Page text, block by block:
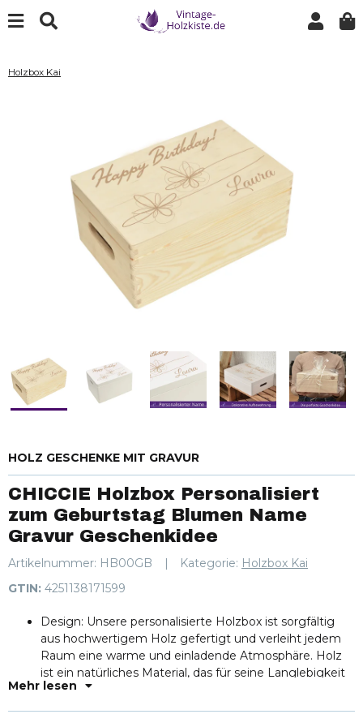
Holzbox Kai
HOLZ GESCHENKE MIT GRAVUR
CHICCIE Holzbox Personalisiert
zum Geburtstag Blumen Name
Gravur Geschenkidee
Artikelnummer: HB00GB Kategorie: Holzbox Kai
GTIN: 4251138171599
Design: Unsere personalisierte Holzbox ist sorgfältig
aus hochwertigem Holz gefertigt und verleiht jedem
Raum eine warme und einladende Atmosphäre. Holz
ist ein natürliches Material, das für seine Langlebigkeit
und Widerstandsfähigkeit bekannt ist, daher wird
Mehr lesen